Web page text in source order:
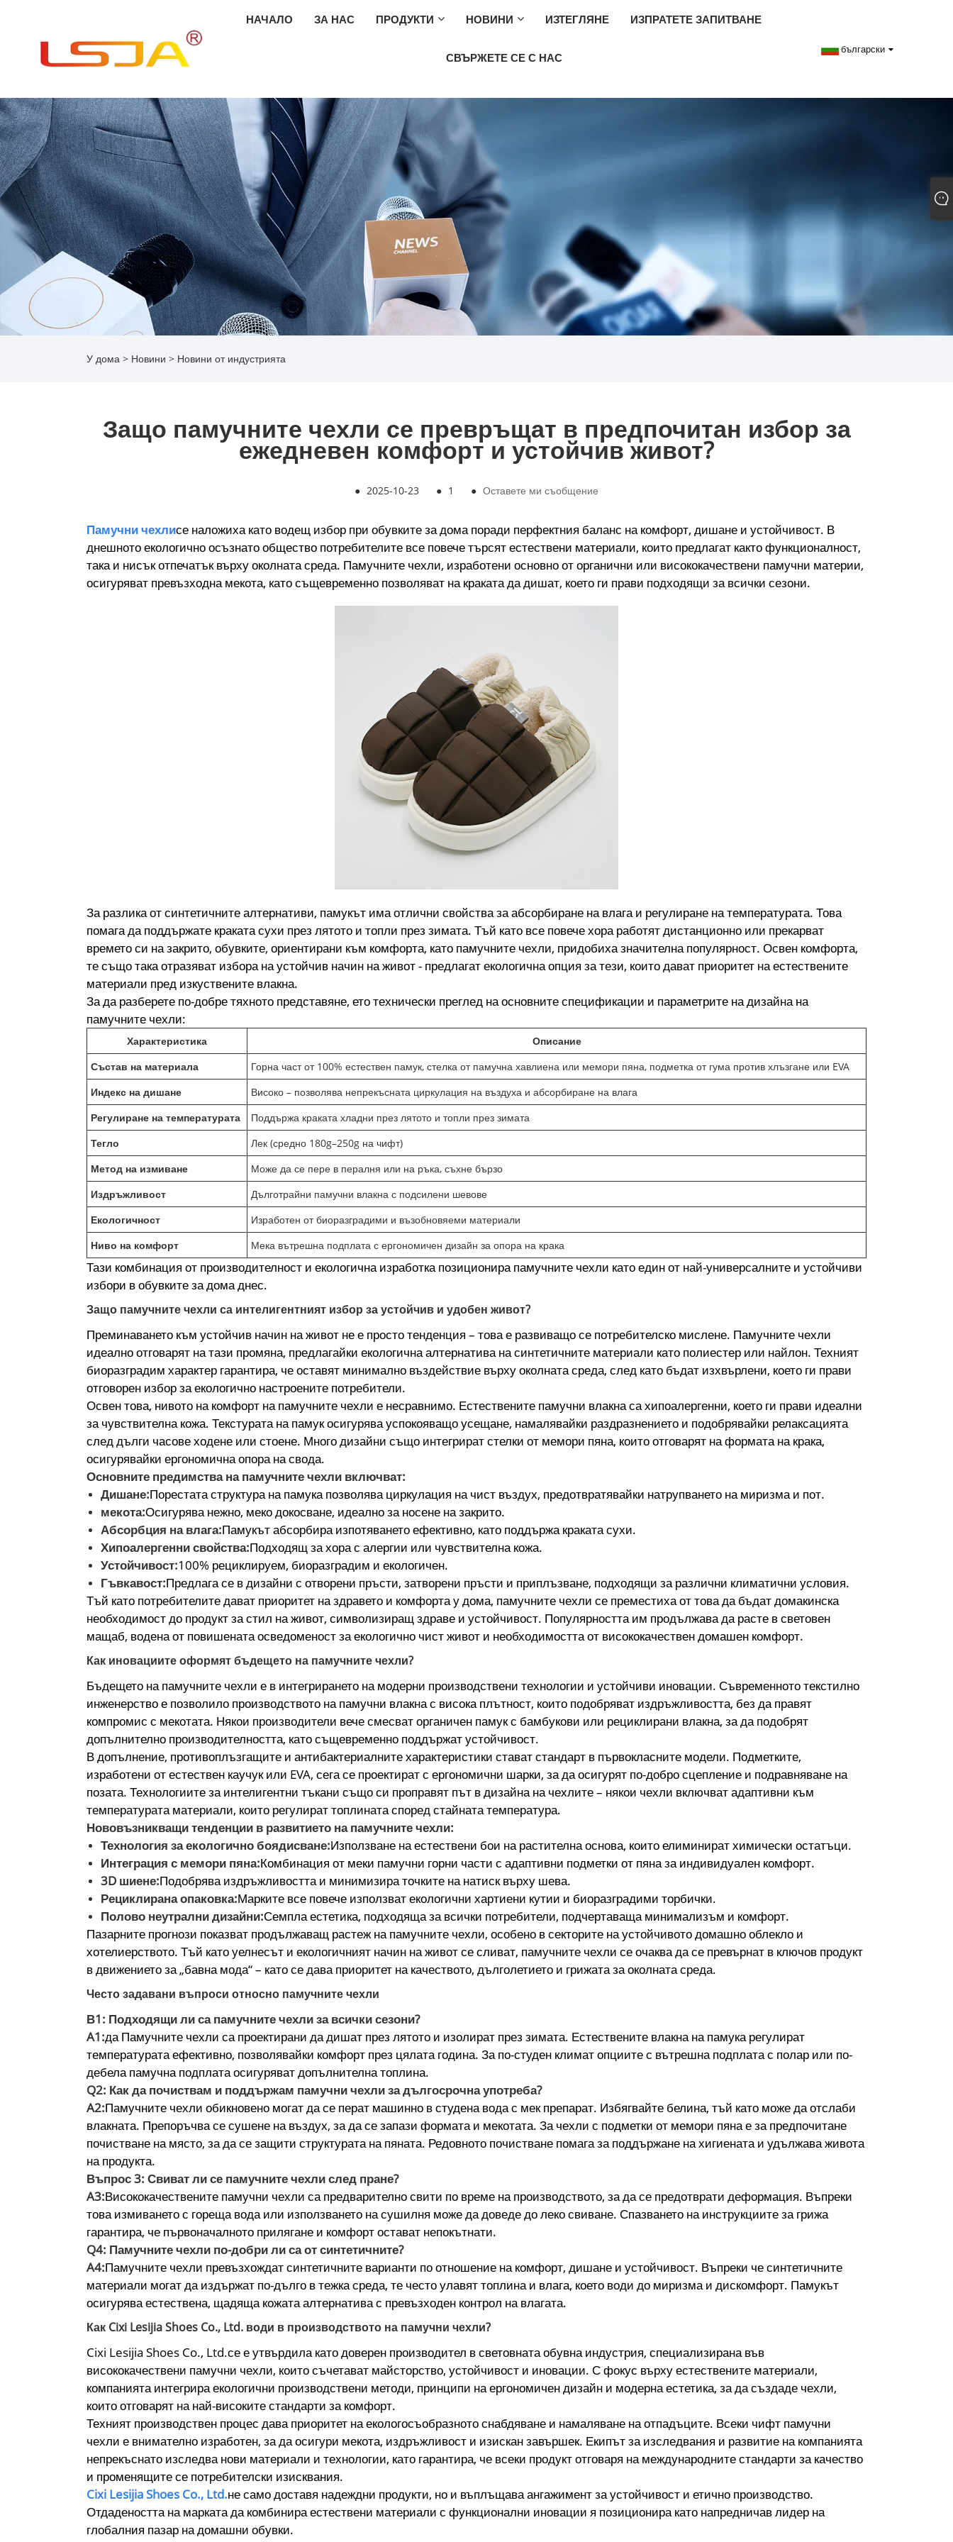
НАЧАЛО ЗА НАС ПРОДУКТИ НОВИНИ ИЗТЕГЛЯНЕ ИЗПРАТЕТЕ ЗАПИТВАНЕ
СВЪРЖЕТЕ СЕ С НАС
български
У дома > Новини > Новини от индустрията
Защо памучните чехли се превръщат в предпочитан избор за
ежедневен комфорт и устойчив живот?
● 2025-10-23 ● 1 ● Оставете ми съобщение
Памучни чехлисе наложиха като водещ избор при обувките за дома поради перфектния баланс на комфорт, дишане и устойчивост. В
днешното екологично осъзнато общество потребителите все повече търсят естествени материали, които предлагат както функционалност,
така и нисък отпечатък върху околната среда. Памучните чехли, изработени основно от органични или висококачествени памучни материи,
осигуряват превъзходна мекота, като същевременно позволяват на краката да дишат, което ги прави подходящи за всички сезони.
За разлика от синтетичните алтернативи, памукът има отлични свойства за абсорбиране на влага и регулиране на температурата. Това
помага да поддържате краката сухи през лятото и топли през зимата. Тъй като все повече хора работят дистанционно или прекарват
времето си на закрито, обувките, ориентирани към комфорта, като памучните чехли, придобиха значителна популярност. Освен комфорта,
те също така отразяват избора на устойчив начин на живот - предлагат екологична опция за тези, които дават приоритет на естествените
материали пред изкуствените влакна.
За да разберете по-добре тяхното представяне, ето технически преглед на основните спецификации и параметрите на дизайна на
памучните чехли:
Характеристика
Описание
Състав на материала
Горна част от 100% естествен памук, стелка от памучна хавлиена или мемори пяна, подметка от гума против хлъзгане или EVA
Индекс на дишане
Високо – позволява непрекъсната циркулация на въздуха и абсорбиране на влага
Регулиране на температурата
Поддържа краката хладни през лятото и топли през зимата
Тегло
Лек (средно 180g–250g на чифт)
Метод на измиване
Може да се пере в пералня или на ръка, съхне бързо
Издръжливост
Дълготрайни памучни влакна с подсилени шевове
Екологичност
Изработен от биоразградими и възобновяеми материали
Ниво на комфорт
Мека вътрешна подплата с ергономичен дизайн за опора на крака
Тази комбинация от производителност и екологична изработка позиционира памучните чехли като един от най-универсалните и устойчиви
избори в обувките за дома днес.
Защо памучните чехли са интелигентният избор за устойчив и удобен живот?
Преминаването към устойчив начин на живот не е просто тенденция – това е развиващо се потребителско мислене. Памучните чехли
идеално отговарят на тази промяна, предлагайки екологична алтернатива на синтетичните материали като полиестер или найлон. Техният
биоразградим характер гарантира, че оставят минимално въздействие върху околната среда, след като бъдат изхвърлени, което ги прави
отговорен избор за екологично настроените потребители.
Освен това, нивото на комфорт на памучните чехли е несравнимо. Естествените памучни влакна са хипоалергенни, което ги прави идеални
за чувствителна кожа. Текстурата на памук осигурява успокояващо усещане, намалявайки раздразнението и подобрявайки релаксацията
след дълги часове ходене или стоене. Много дизайни също интегрират стелки от мемори пяна, които отговарят на формата на крака,
осигурявайки ергономична опора на свода.
Основните предимства на памучните чехли включват:
Дишане:Порестата структура на памука позволява циркулация на чист въздух, предотвратявайки натрупването на миризма и пот.
мекота:Осигурява нежно, меко докосване, идеално за носене на закрито.
Абсорбция на влага:Памукът абсорбира изпотяването ефективно, като поддържа краката сухи.
Хипоалергенни свойства:Подходящ за хора с алергии или чувствителна кожа.
Устойчивост:100% рециклируем, биоразградим и екологичен.
Гъвкавост:Предлага се в дизайни с отворени пръсти, затворени пръсти и приплъзване, подходящи за различни климатични условия.
Тъй като потребителите дават приоритет на здравето и комфорта у дома, памучните чехли се преместиха от това да бъдат домакинска
необходимост до продукт за стил на живот, символизиращ здраве и устойчивост. Популярността им продължава да расте в световен
мащаб, водена от повишената осведоменост за екологично чист живот и необходимостта от висококачествен домашен комфорт.
Как иновациите оформят бъдещето на памучните чехли?
Бъдещето на памучните чехли е в интегрирането на модерни производствени технологии и устойчиви иновации. Съвременното текстилно
инженерство е позволило производството на памучни влакна с висока плътност, които подобряват издръжливостта, без да правят
компромис с мекотата. Някои производители вече смесват органичен памук с бамбукови или рециклирани влакна, за да подобрят
допълнително производителността, като същевременно поддържат устойчивост.
В допълнение, противоплъзгащите и антибактериалните характеристики стават стандарт в първокласните модели. Подметките,
изработени от естествен каучук или EVA, сега се проектират с ергономични шарки, за да осигурят по-добро сцепление и подравняване на
позата. Технологиите за интелигентни тъкани също си проправят път в дизайна на чехлите – някои чехли включват адаптивни към
температурата материали, които регулират топлината според стайната температура.
Нововъзникващи тенденции в развитието на памучните чехли:
Технология за екологично боядисване:Използване на естествени бои на растителна основа, които елиминират химически остатъци.
Интеграция с мемори пяна:Комбинация от меки памучни горни части с адаптивни подметки от пяна за индивидуален комфорт.
3D шиене:Подобрява издръжливостта и минимизира точките на натиск върху шева.
Рециклирана опаковка:Марките все повече използват екологични хартиени кутии и биоразградими торбички.
Полово неутрални дизайни:Семпла естетика, подходяща за всички потребители, подчертаваща минимализъм и комфорт.
Пазарните прогнози показват продължаващ растеж на памучните чехли, особено в секторите на устойчивото домашно облекло и
хотелиерството. Тъй като уелнесът и екологичният начин на живот се сливат, памучните чехли се очаква да се превърнат в ключов продукт
в движението за „бавна мода“ – като се дава приоритет на качеството, дълголетието и грижата за околната среда.
Често задавани въпроси относно памучните чехли
В1: Подходящи ли са памучните чехли за всички сезони?
A1:да Памучните чехли са проектирани да дишат през лятото и изолират през зимата. Естествените влакна на памука регулират
температурата ефективно, позволявайки комфорт през цялата година. За по-студен климат опциите с вътрешна подплата с полар или по-
дебела памучна подплата осигуряват допълнителна топлина.
Q2: Как да почиствам и поддържам памучни чехли за дългосрочна употреба?
A2:Памучните чехли обикновено могат да се перат машинно в студена вода с мек препарат. Избягвайте белина, тъй като може да отслаби
влакната. Препоръчва се сушене на въздух, за да се запази формата и мекотата. За чехли с подметки от мемори пяна е за предпочитане
почистване на място, за да се защити структурата на пяната. Редовното почистване помага за поддържане на хигиената и удължава живота
на продукта.
Въпрос 3: Свиват ли се памучните чехли след пране?
A3:Висококачествените памучни чехли са предварително свити по време на производството, за да се предотврати деформация. Въпреки
това измиването с гореща вода или използването на сушилня може да доведе до леко свиване. Спазването на инструкциите за грижа
гарантира, че първоначалното прилягане и комфорт остават непокътнати.
Q4: Памучните чехли по-добри ли са от синтетичните?
A4:Памучните чехли превъзхождат синтетичните варианти по отношение на комфорт, дишане и устойчивост. Въпреки че синтетичните
материали могат да издържат по-дълго в тежка среда, те често улавят топлина и влага, което води до миризма и дискомфорт. Памукът
осигурява естествена, щадяща кожата алтернатива с превъзходен контрол на влагата.
Как Cixi Lesijia Shoes Co., Ltd. води в производството на памучни чехли?
Cixi Lesijia Shoes Co., Ltd.се е утвърдила като доверен производител в световната обувна индустрия, специализирана във
висококачествени памучни чехли, които съчетават майсторство, устойчивост и иновации. С фокус върху естествените материали,
компанията интегрира екологични производствени методи, принципи на ергономичен дизайн и модерна естетика, за да създаде чехли,
които отговарят на най-високите стандарти за комфорт.
Техният производствен процес дава приоритет на екологосъобразното снабдяване и намаляване на отпадъците. Всеки чифт памучни
чехли е внимателно изработен, за да осигури мекота, издръжливост и изискан завършек. Екипът за изследвания и развитие на компанията
непрекъснато изследва нови материали и технологии, като гарантира, че всеки продукт отговаря на международните стандарти за качество
и променящите се потребителски изисквания.
Cixi Lesijia Shoes Co., Ltd.не само доставя надеждни продукти, но и въплъщава ангажимент за устойчивост и етично производство.
Отдадеността на марката да комбинира естествени материали с функционални иновации я позиционира като напредничав лидер на
глобалния пазар на домашни обувки.